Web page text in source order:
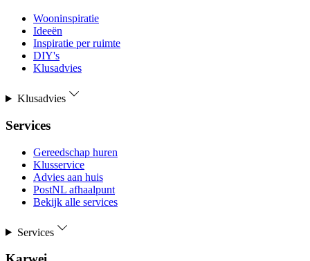
Wooninspiratie
Ideeën
Inspiratie per ruimte
DIY's
Klusadvies
Klusadvies
Services
Gereedschap huren
Klusservice
Advies aan huis
PostNL afhaalpunt
Bekijk alle services
Services